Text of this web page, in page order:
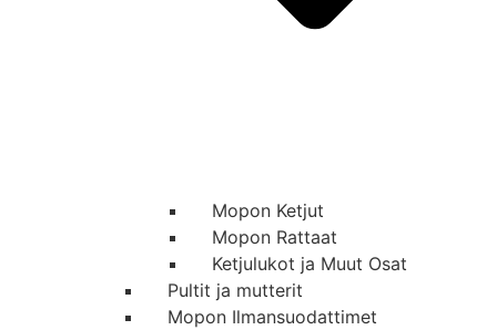
Mopon Ketjut
Mopon Rattaat
Ketjulukot ja Muut Osat
Pultit ja mutterit
Mopon Ilmansuodattimet